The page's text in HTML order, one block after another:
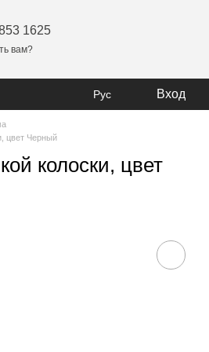
1625
вам?
Рус Вход
цвет Черный
колоски, цвет